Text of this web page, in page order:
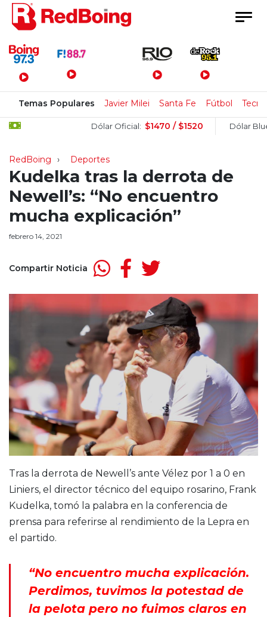
Menú Principal
Temas Populares Javier Milei Santa Fe Fútbol
Dólar Oficial: $1470 / $1520 Dólar Blue:
RedBoing Deportes
Kudelka tras la derrota de
Newell’s: “No encuentro
mucha explicación”
febrero 14, 2021
Compartir Noticia
Tras la derrota de Newell’s ante Vélez por 1 a 0 en
Liniers, el director técnico del equipo rosarino, Frank
Kudelka, tomó la palabra en la conferencia de
prensa para referirse al rendimiento de la Lepra en
el partido.
“No encuentro mucha explicación.
Perdimos, tuvimos la potestad de
la pelota pero no fuimos claros en